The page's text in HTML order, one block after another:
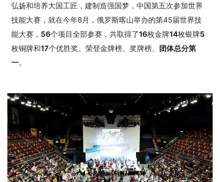
弘扬和培养大国工匠，建制造强国梦，中国第五次参加世界
技能大赛，就在今年8月，俄罗斯喀山举办的第45届世界技
能大赛， 56个项目全部参赛，共取得了16枚金牌14枚银牌5
枚铜牌和17个优胜奖。荣登金牌榜、奖牌榜、 团体总分第
一。